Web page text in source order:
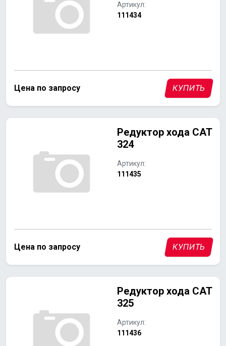
Артикул:
111434
Цена по запросу КУПИТЬ
Редуктор хода CAT
324
Артикул:
111435
Цена по запросу КУПИТЬ
Редуктор хода CAT
325
Артикул:
111436